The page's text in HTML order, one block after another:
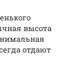
высота
отдают